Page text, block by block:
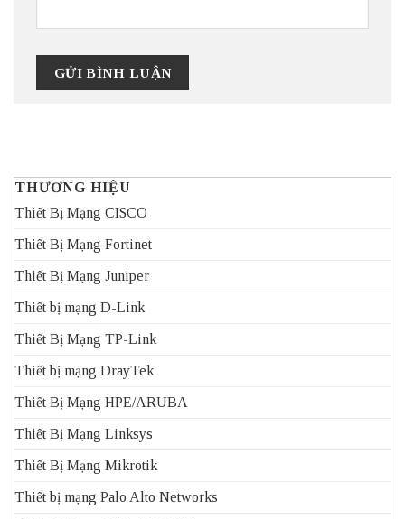
THƯƠNG HIỆU
Thiết Bị Mạng CISCO
Thiết Bị Mạng Fortinet
Thiết Bị Mạng Juniper
Thiết bị mạng D-Link
Thiết Bị Mạng TP-Link
Thiết bị mạng DrayTek
Thiết Bị Mạng HPE/ARUBA
Thiết Bị Mạng Linksys
Thiết Bị Mạng Mikrotik
Thiết bị mạng Palo Alto Networks